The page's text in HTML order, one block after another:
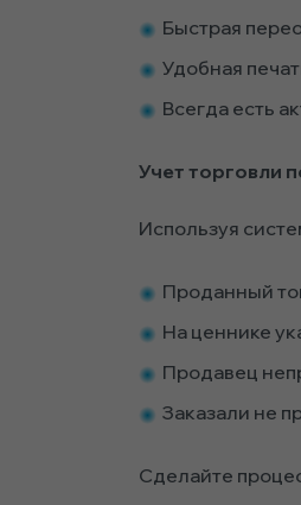
Быстрая
Удобная
Всегда есть
Учет торговли
Используя
Проданный
На ценнике
Продавец
Заказали не
Сделайте